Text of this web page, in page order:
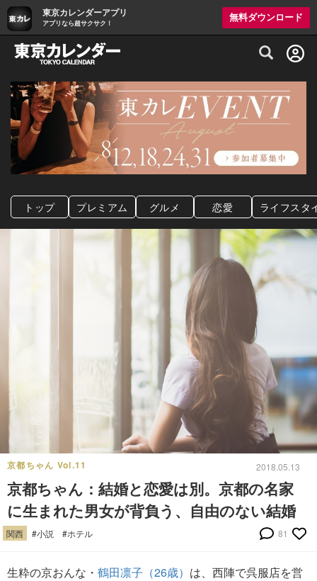
東京カレンダーアプリ
アプリなら超サクサク！
無料ダウンロード
グルメ情報・プレミアムレストラン予約
トップ プレミアム グルメ 恋愛 ライフスタ
京都ちゃん Vol.11 2018.05.13
京都ちゃん：結婚と恋愛は別。京都の名家
に生まれた男女が背負う、自由のない結婚
関西 #小説 #ホテル 81
生粋の京おんな・ 鶴田凛子（26歳） は、西陣で呉服店を営